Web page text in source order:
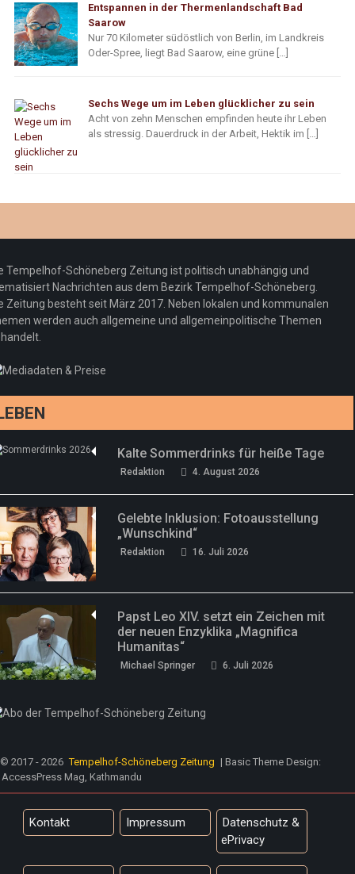
Entspannen in der Thermenlandschaft Bad
Saarow
Nur 70 Kilometer südöstlich von Berlin, im Landkreis
Oder-Spree, liegt Bad Saarow, eine grüne […]
Sechs Wege um im Leben glücklicher zu sein
Acht von zehn Menschen empfinden heute ihr Leben
als stressig. Dauerdruck in der Arbeit, Hektik im […]
Tempelhof-Schöneberg Zeitung ist politisch unabhängig und
Nachrichten aus dem Bezirk Tempelhof-Schöneberg.
Zeitung besteht seit März 2017. Neben lokalen und kommunalen
werden auch allgemeine und allgemeinpolitische Themen
Kalte Sommerdrinks für heiße Tage
Redaktion 4. August 2026
Gelebte Inklusion: Fotoausstellung
„Wunschkind“
Redaktion 16. Juli 2026
Papst Leo XIV. setzt ein Zeichen mit
der neuen Enzyklika „Magnifica
Humanitas“
Michael Springer 6. Juli 2026
© 2017 - 2026 Tempelhof-Schöneberg Zeitung | Basic Theme Design:
AccessPress Mag, Kathmandu
Kontakt Impressum
Datenschutz &
ePrivacy